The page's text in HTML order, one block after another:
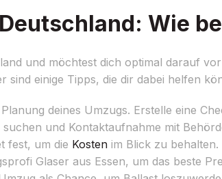
Wie
und möchtest dich optimal darauf
sind einige Tipps, die dir dabei helfen
deines Umzugs. Erstelle eine
suchen und Kontaktaufnahme mit
fest, um die Kosten im Blick zu
Glaser aus Essen, um das beste